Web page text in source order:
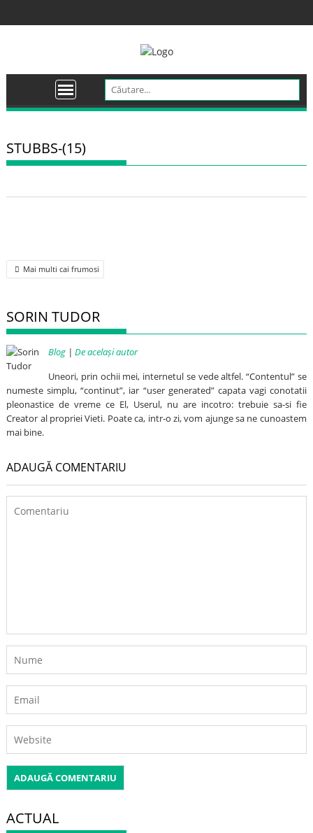
to
STUBBS-(15)
Post
navigation
Mai multi cai frumosi
SORIN TUDOR
Blog |De același autor
Uneori, prin ochii mei, internetul se vede altfel. “Contentul” se
numeste simplu, “continut”, iar “user generated” capata vagi conotatii
pleonastice de vreme ce El, Userul, nu are incotro: trebuie sa-si fie
Creator al propriei Vieti. Poate ca, intr-o zi, vom ajunge sa ne cunoastem
mai bine.
ADAUGĂ COMENTARIU
ACTUAL